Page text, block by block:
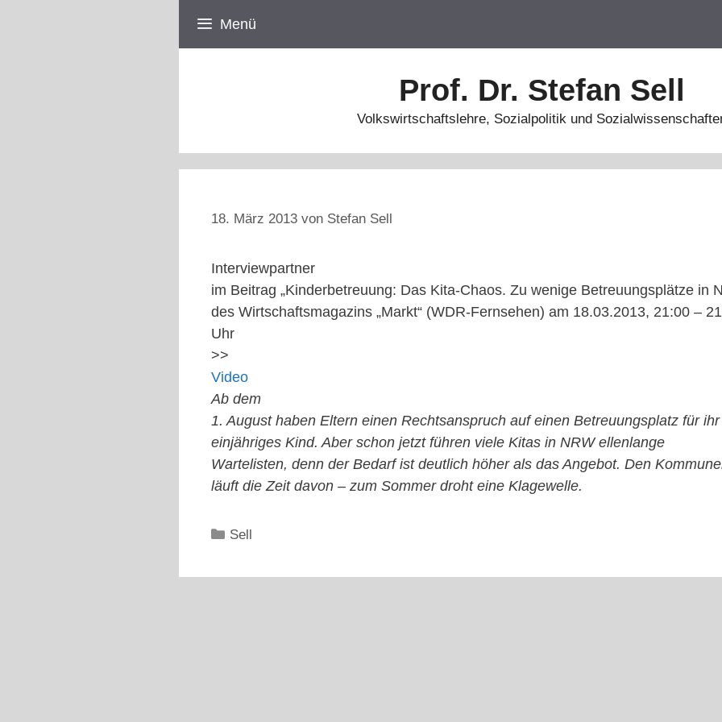
Menü
Prof. Dr. Stefan Sell
Volkswirtschaftslehre, Sozialpolitik und
18. März 2013 von Stefan Sell
Interviewpartner
im Beitrag „Kinderbetreuung: Das Kita-Chaos. Zu wenige Betreuungsplätze in
des Wirtschaftsmagazins „Markt“ (WDR-Fernsehen) am 18.03.2013, 21:00 –
Uhr
>>
Video
Ab dem
1. August haben Eltern einen Rechtsanspruch auf einen Betreuungsplatz für ihr
einjähriges Kind. Aber schon jetzt führen viele Kitas in NRW ellenlange
Wartelisten, denn der Bedarf ist deutlich höher als das Angebot. Den
läuft die Zeit davon – zum Sommer droht eine Klagewelle.
Kategorien
Sell